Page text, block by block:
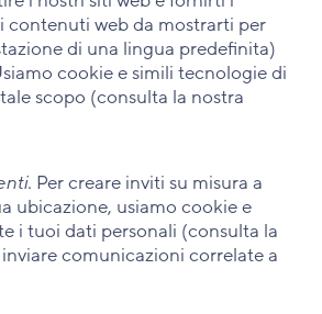
contenuti web da mostrarti per
di una lingua predefinita)
cookie e simili tecnologie di
scopo (consulta la nostra
Per creare inviti su misura a
ubicazione, usiamo cookie e
i tuoi dati personali (consulta la
comunicazioni correlate a